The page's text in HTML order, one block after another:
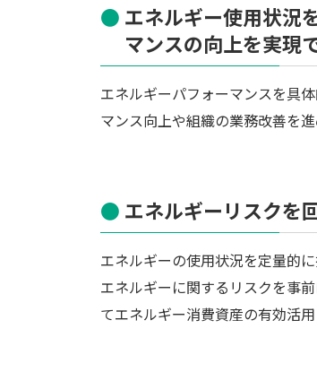
エネルギー使用状況
マンスの向上を実現
エネルギーパフォーマンスを具
マンス向上や組織の業務改善を進
エネルギーリスクを
エネルギーの使用状況を定量的
エネルギーに関するリスクを事
てエネルギー消費資産の有効活